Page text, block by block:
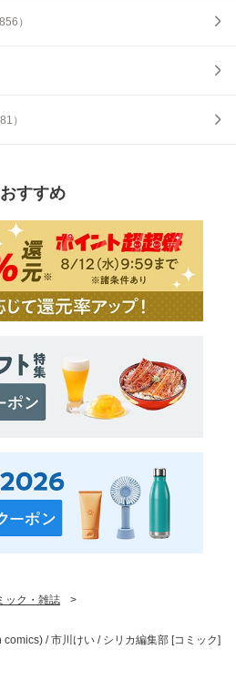
）
）
すすめ
ック・雑誌
>
comics) / 市川けい / シリカ編集部 [コミック]